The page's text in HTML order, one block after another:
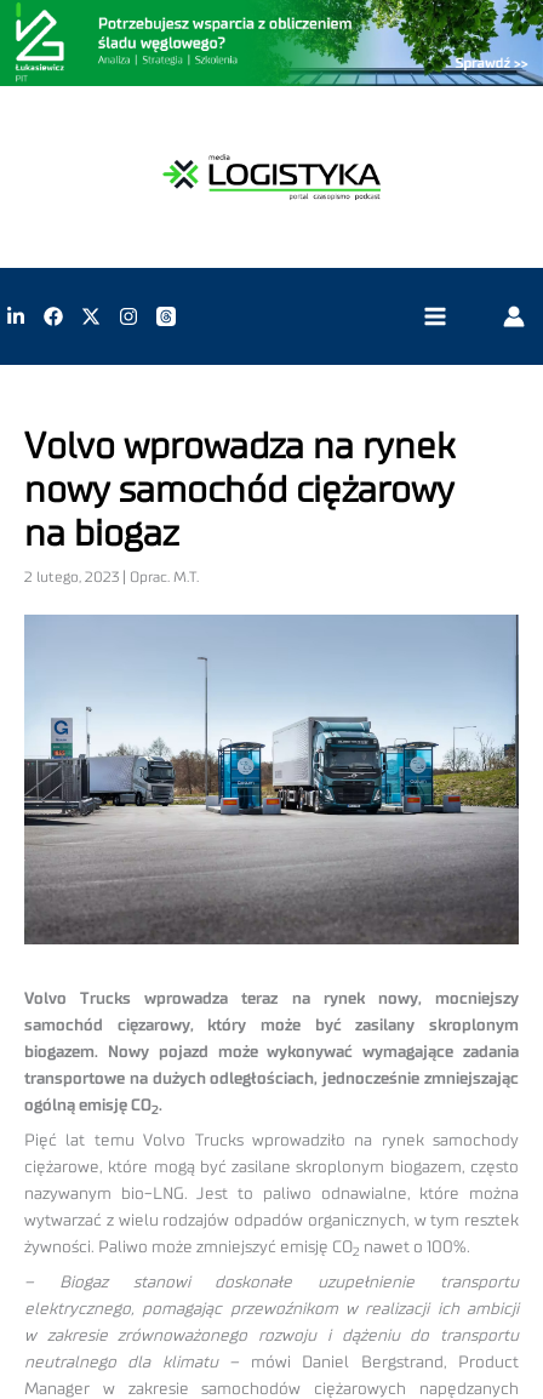
Volvo wprowadza na rynek
nowy samochód ciężarowy
na biogaz
2 lutego, 2023 | Oprac. M.T.
Volvo Trucks wprowadza teraz na rynek nowy, mocniejszy
samochód cięzarowy, który może być zasilany skroplonym
biogazem. Nowy pojazd może wykonywać wymagające zadania
transportowe na dużych odległościach, jednocześnie zmniejszając
ogólną emisję CO2.
Pięć lat temu Volvo Trucks wprowadziło na rynek samochody
ciężarowe, które mogą być zasilane skroplonym biogazem, często
nazywanym bio-LNG. Jest to paliwo odnawialne, które można
wytwarzać z wielu rodzajów odpadów organicznych, w tym resztek
żywności. Paliwo może zmniejszyć emisję CO2 nawet o 100%.
– Biogaz stanowi doskonałe uzupełnienie transportu
elektrycznego, pomagając przewoźnikom w realizacji ich ambicji
w zakresie zrównoważonego rozwoju i dążeniu do transportu
neutralnego dla klimatu – mówi Daniel Bergstrand, Product
Manager w zakresie samochodów ciężarowych napędzanych